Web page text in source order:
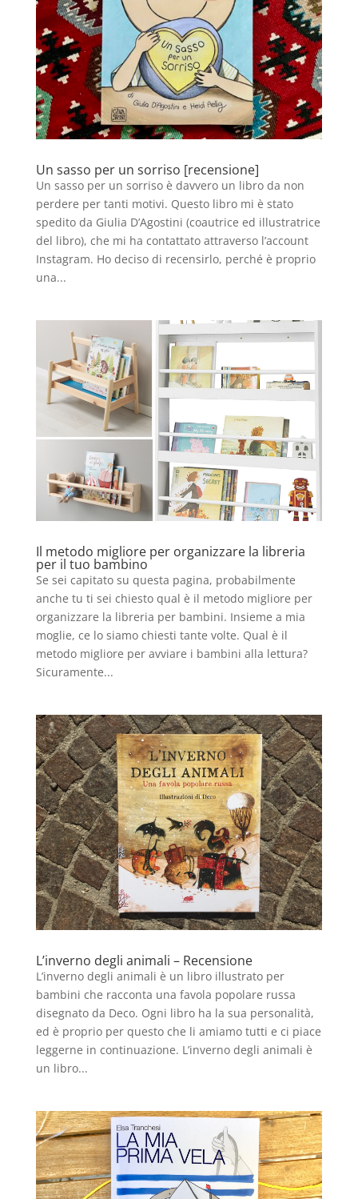
Un sasso per un sorriso [recensione]
Un sasso per un sorriso è davvero un libro da non
perdere per tanti motivi. Questo libro mi è stato
spedito da Giulia D’Agostini (coautrice ed illustratrice
del libro), che mi ha contattato attraverso l’account
Instagram. Ho deciso di recensirlo, perché è proprio
una...
Il metodo migliore per organizzare la libreria
per il tuo bambino
Se sei capitato su questa pagina, probabilmente
anche tu ti sei chiesto qual è il metodo migliore per
organizzare la libreria per bambini. Insieme a mia
moglie, ce lo siamo chiesti tante volte. Qual è il
metodo migliore per avviare i bambini alla lettura?
Sicuramente...
L’inverno degli animali – Recensione
L’inverno degli animali è un libro illustrato per
bambini che racconta una favola popolare russa
disegnato da Deco. Ogni libro ha la sua personalità,
ed è proprio per questo che li amiamo tutti e ci piace
leggerne in continuazione. L’inverno degli animali è
un libro...